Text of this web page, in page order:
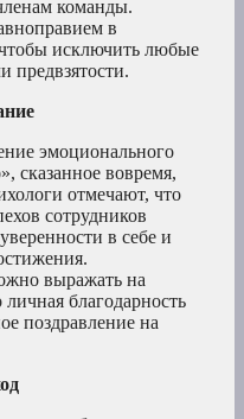
команды.
в
исключить любые
предвзятости.
эмоционального
сказанное вовремя,
отмечают, что
сотрудников
в себе и
выражать на
благодарность
поздравление на